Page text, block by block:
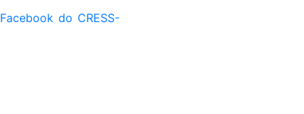
Facebook do CRESS-